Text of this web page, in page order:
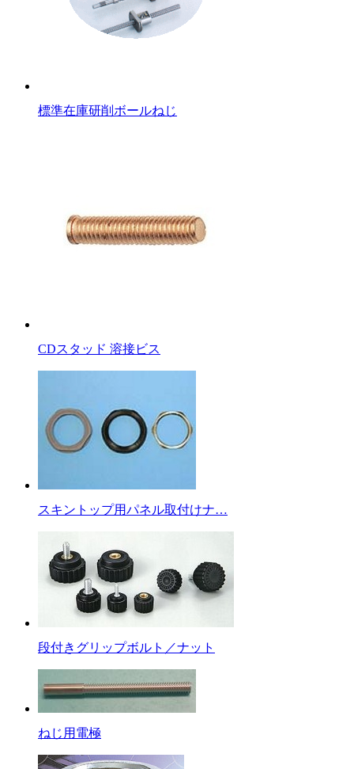
標準在庫研削ボールねじ
CDスタッド 溶接ビス
スキントップ用パネル取付けナ…
段付きグリップボルト／ナット
ねじ用電極